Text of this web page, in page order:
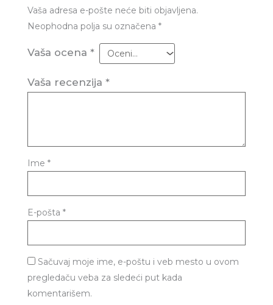
Vaša adresa e-pošte neće biti objavljena.
Neophodna polja su označena *
Vaša ocena *
Vaša recenzija *
Ime *
E-pošta *
Sačuvaj moje ime, e-poštu i veb mesto u ovom
pregledaču veba za sledeći put kada
komentarišem.